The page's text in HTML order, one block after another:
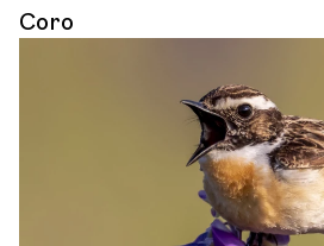
Coro